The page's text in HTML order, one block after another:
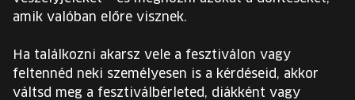
amik valóban előre visznek.
Ha találkozni akarsz vele a fesztiválon vagy
feltennéd neki személyesen is a kérdéseid, akkor
váltsd meg a fesztiválbérleted, diákként vagy